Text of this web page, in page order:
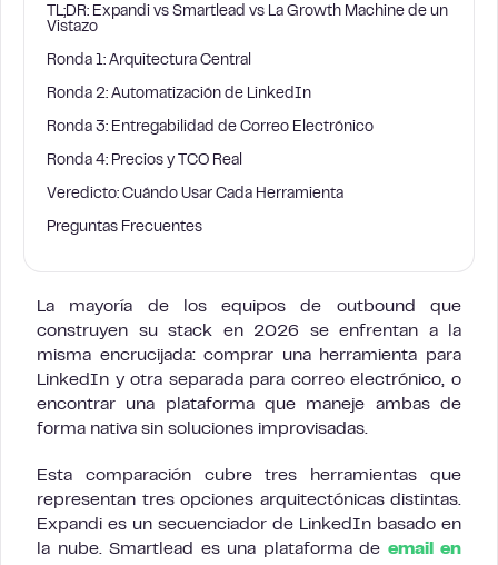
TL;DR: Expandi vs Smartlead vs La Growth Machine de un
Vistazo
Ronda 1: Arquitectura Central
Ronda 2: Automatización de LinkedIn
Ronda 3: Entregabilidad de Correo Electrónico
Ronda 4: Precios y TCO Real
Veredicto: Cuándo Usar Cada Herramienta
Preguntas Frecuentes
La mayoría de los equipos de outbound que
construyen su stack en 2026 se enfrentan a la
misma encrucijada: comprar una herramienta para
LinkedIn y otra separada para correo electrónico, o
encontrar una plataforma que maneje ambas de
forma nativa sin soluciones improvisadas.
Esta comparación cubre tres herramientas que
representan tres opciones arquitectónicas distintas.
Expandi es un secuenciador de LinkedIn basado en
la nube. Smartlead es una plataforma de email en